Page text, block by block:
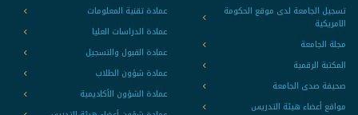
تسجيل الجامعة لدى موقع الحكومة
الامريكية
مجلة الجامعة
المكتبة الرقمية
صحيفة صدى الجامعة
مواقع أعضاء هيئة التدريس
عمادة تقنية المعلومات
عمادة الدراسات العليا
عمادة القبول والتسجيل
عمادة شؤون الطلاب
عمادة الشؤون الأكاديمية